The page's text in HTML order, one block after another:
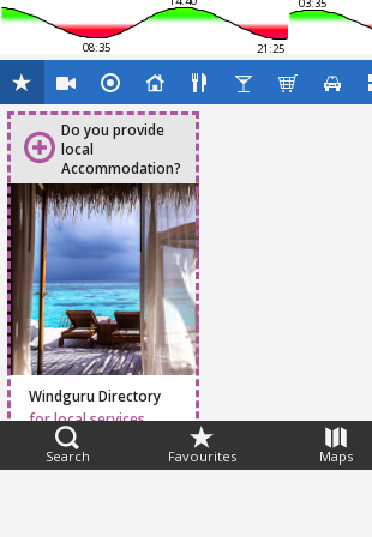
08:35 21:25
Search Favourites Maps
Do you provide
local
Accommodation?
Windguru Directory
for local services
Feedback